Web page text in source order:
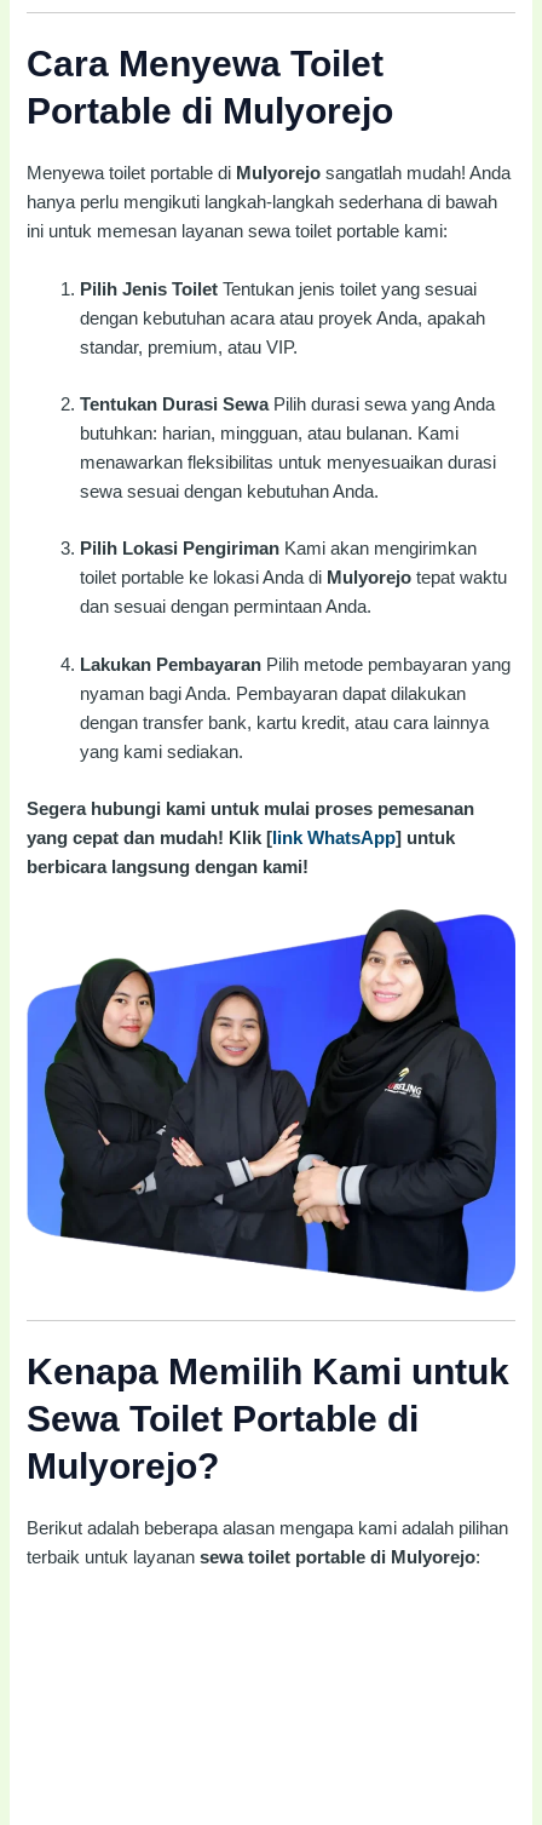
Cara Menyewa Toilet
Portable di Mulyorejo
Menyewa toilet portable di Mulyorejo sangatlah mudah! Anda
hanya perlu mengikuti langkah-langkah sederhana di bawah
ini untuk memesan layanan sewa toilet portable kami:
Pilih Jenis Toilet Tentukan jenis toilet yang sesuai
dengan kebutuhan acara atau proyek Anda, apakah
standar, premium, atau VIP.
Tentukan Durasi SewaPilih durasi sewa yang Anda
butuhkan: harian, mingguan, atau bulanan. Kami
menawarkan fleksibilitas untuk menyesuaikan durasi
sewa sesuai dengan kebutuhan Anda.
Pilih Lokasi Pengiriman Kami akan mengirimkan
toilet portable ke lokasi Anda di Mulyorejo tepat waktu
dan sesuai dengan permintaan Anda.
Lakukan Pembayaran Pilih metode pembayaran yang
nyaman bagi Anda. Pembayaran dapat dilakukan
dengan transfer bank, kartu kredit, atau cara lainnya
yang kami sediakan.
Segera hubungi kami untuk mulai proses pemesanan
yang cepat dan mudah! Klik [ link WhatsApp] untuk
berbicara langsung dengan kami!
Kenapa Memilih Kami untuk
Sewa Toilet Portable di
Mulyorejo?
Berikut adalah beberapa alasan mengapa kami adalah pilihan
terbaik untuk layanansewa toilet portable di Mulyorejo: